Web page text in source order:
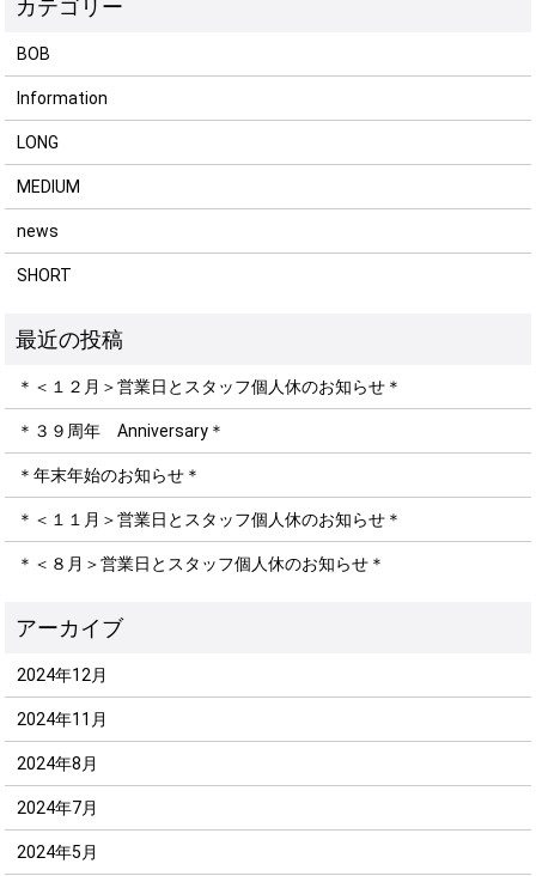
BOB
Information
LONG
MEDIUM
news
SHORT
＊＜１２月＞営業日とスタッフ個人休のお知らせ＊
＊３９周年 Anniversary＊
＊年末年始のお知らせ＊
＊＜１１月＞営業日とスタッフ個人休のお知らせ＊
＊＜８月＞営業日とスタッフ個人休のお知らせ＊
2024年12月
2024年11月
2024年8月
2024年7月
2024年5月